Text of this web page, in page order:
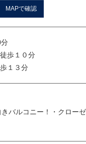
MAPで確認
歩１０分
１３分
バルコニー！・クロー